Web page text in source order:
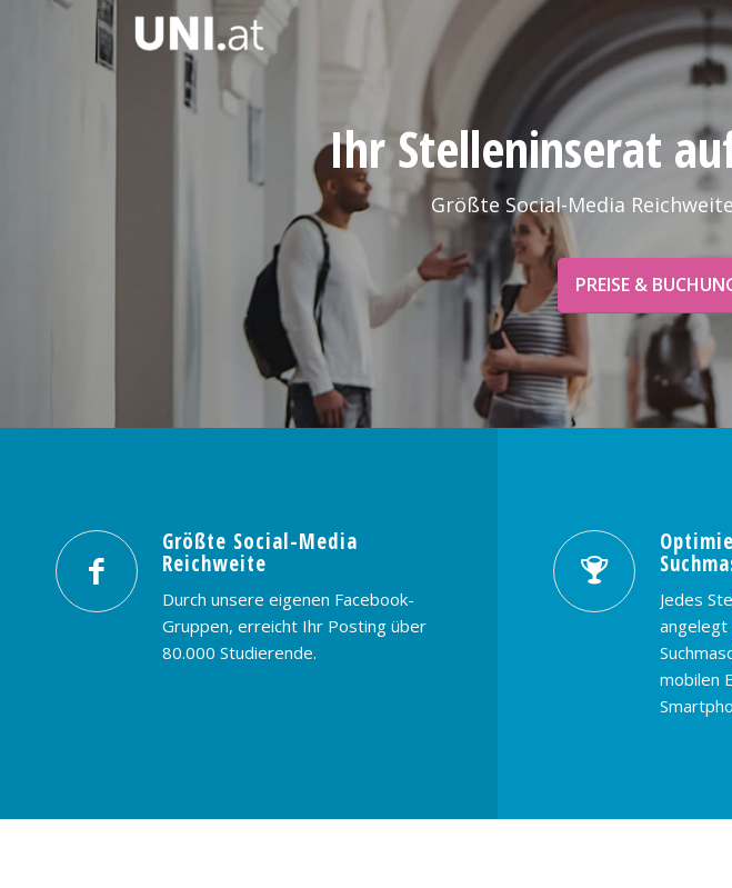
Ihr Stelleninserat
Größte Social-Media
PREISE &
Größte Social-Media
Reichweite
Durch unsere eigenen Facebook-
Gruppen, erreicht Ihr Posting über
80.000 Studierende.
Jedes
angelegt
mobilen